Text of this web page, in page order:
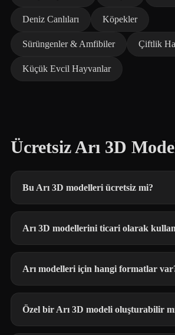
Deniz Canlıları Köpekler
Sürüngenler & Amfibiler Çiftlik
Küçük Evcil Hayvanlar
Ücretsiz Arı 3D
Bu Arı 3D modelleri ücretsiz mi?
Arı 3D modellerini ticari olarak
Arı modelleri için hangi formatlar
Özel bir Arı 3D modeli oluşturabilir